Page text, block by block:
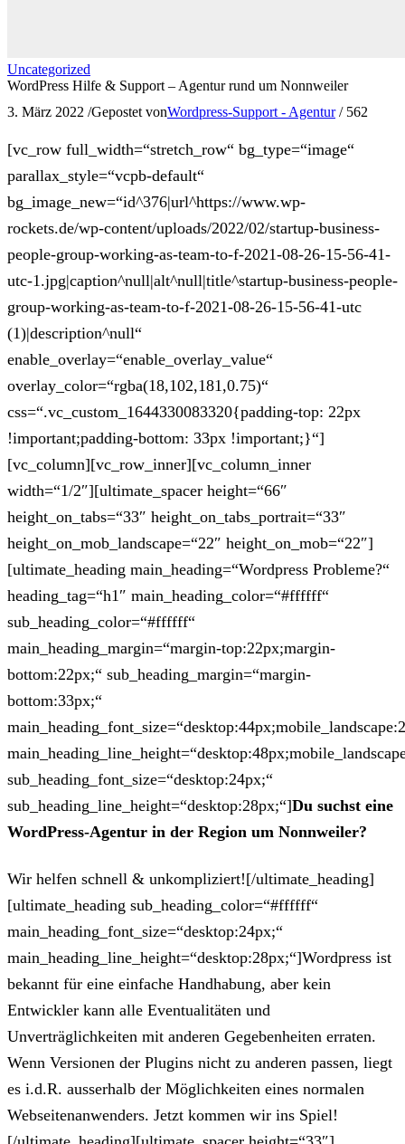
Uncategorized
WordPress Hilfe & Support – Agentur rund um Nonnweiler
3. März 2022 /Gepostet vonWordpress-Support - Agentur / 562
[vc_row full_width=“stretch_row“ bg_type=“image“
parallax_style=“vcpb-default“
bg_image_new=“id^376|url^https://www.wp-
rockets.de/wp-content/uploads/2022/02/startup-business-
people-group-working-as-team-to-f-2021-08-26-15-56-41-
utc-1.jpg|caption^null|alt^null|title^startup-business-people-
group-working-as-team-to-f-2021-08-26-15-56-41-utc
(1)|description^null“
enable_overlay=“enable_overlay_value“
overlay_color=“rgba(18,102,181,0.75)“
css=“.vc_custom_1644330083320{padding-top: 22px
!important;padding-bottom: 33px !important;}“]
[vc_column][vc_row_inner][vc_column_inner
width=“1/2″][ultimate_spacer height=“66″
height_on_tabs=“33″ height_on_tabs_portrait=“33″
height_on_mob_landscape=“22″ height_on_mob=“22″]
[ultimate_heading main_heading=“Wordpress Probleme?“
heading_tag=“h1″ main_heading_color=“#ffffff“
sub_heading_color=“#ffffff“
main_heading_margin=“margin-top:22px;margin-
bottom:22px;“ sub_heading_margin=“margin-
bottom:33px;“
sub_heading_font_size=“desktop:24px;“
sub_heading_line_height=“desktop:28px;“]Du suchst eine
WordPress-Agentur in der Region um Nonnweiler?
Wir helfen schnell & unkompliziert![/ultimate_heading]
[ultimate_heading sub_heading_color=“#ffffff“
main_heading_font_size=“desktop:24px;“
main_heading_line_height=“desktop:28px;“]Wordpress ist
bekannt für eine einfache Handhabung, aber kein
Entwickler kann alle Eventualitäten und
Unverträglichkeiten mit anderen Gegebenheiten erraten.
Wenn Versionen der Plugins nicht zu anderen passen, liegt
es i.d.R. ausserhalb der Möglichkeiten eines normalen
Webseitenanwenders. Jetzt kommen wir ins Spiel!